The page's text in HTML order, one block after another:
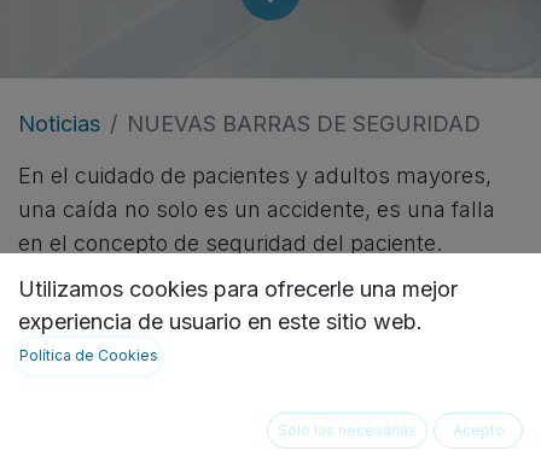
Noticias NUEVAS BARRAS DE SEGURIDAD
En el cuidado de pacientes y adultos mayores,
una caída no solo es un accidente, es una falla
en el concepto de seguridad del paciente.
Prevenir caídas es esencial para garantizar una
calidad de vida óptima, tanto en hogares como en
hospitales o residencias para adultos mayores.
barras de seguridad, diseñadas para adaptarse a
las necesidades específicas de cada espacio y
Utilizamos cookies para ofrecerle una mejor
experiencia de usuario en este sitio web.
Política de Cookies
Solo las necesarias Acepto